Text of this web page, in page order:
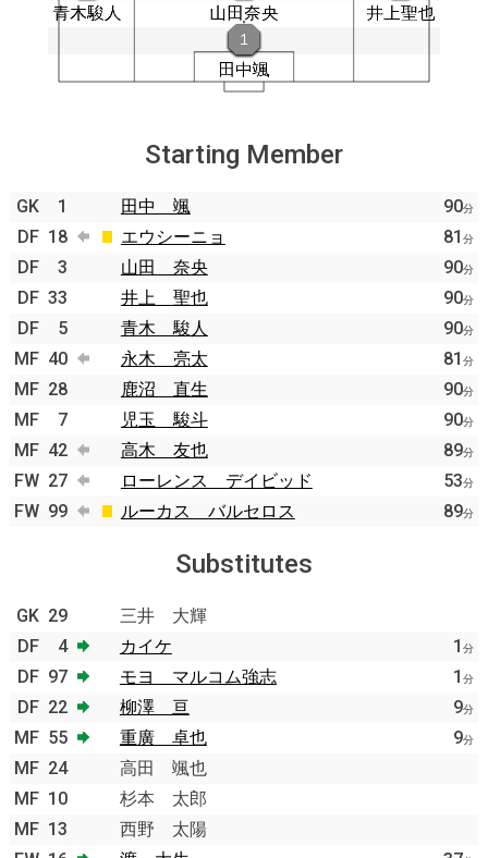
Starting Member
GK 1 田中 颯 90分
DF 18 エウシーニョ 81 分
DF 3 山田 奈央 90分
DF 33 井上 聖也 90分
DF 5 青木 駿人 90分
MF 40 永木 亮太 81 分
MF 28 鹿沼 直生 90分
MF 7 児玉 駿斗 90分
MF 42 高木 友也 89分
FW 27 ローレンス デイビッド 53分
FW 99 ルーカス バルセロス 89分
Substitutes
GK 29
三井 大輝
DF
4 カイケ 1 分
DF 97 モヨ マルコム強志 1 分
DF 22 柳澤 亘 9分
MF 55 重廣 卓也 9分
MF 24
高田 颯也
MF 10
杉本 太郎
MF 13
西野 太陽